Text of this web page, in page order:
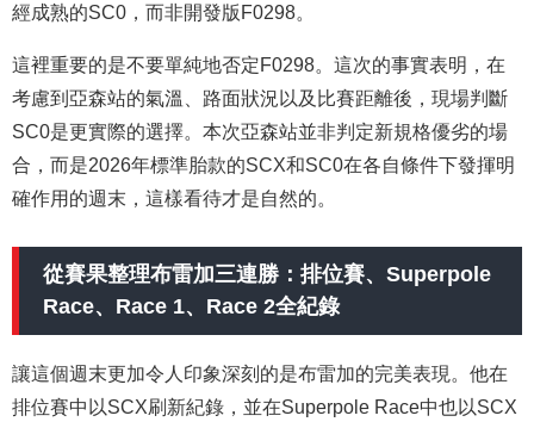
經成熟的SC0，而非開發版F0298。
這裡重要的是不要單純地否定F0298。這次的事實表明，在
考慮到亞森站的氣溫、路面狀況以及比賽距離後，現場判斷
SC0是更實際的選擇。本次亞森站並非判定新規格優劣的場
合，而是2026年標準胎款的SCX和SC0在各自條件下發揮明
確作用的週末，這樣看待才是自然的。
從賽果整理布雷加三連勝：排位賽、Superpole
Race、Race 1、Race 2全紀錄
讓這個週末更加令人印象深刻的是布雷加的完美表現。他在
排位賽中以SCX刷新紀錄，並在Superpole Race中也以SCX